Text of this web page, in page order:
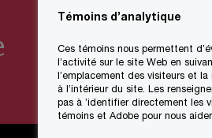
Témoins d’analytique
Ces témoins nous permettent
l’activité sur le site Web en
l’emplacement des visiteurs et
à l’intérieur du site. Les
pas à ’identifier directement les
témoins et Adobe pour nous